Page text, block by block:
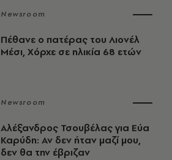
Newsroom
Πέθανε ο πατέρας του Λιονέλ
Μέσι, Χόρχε σε ηλικία 68 ετών
Newsroom
Αλέξανδρος Τσουβέλας για Εύα
Καρύδη: Αν δεν ήταν μαζί μου,
δεν θα την έβριζαν